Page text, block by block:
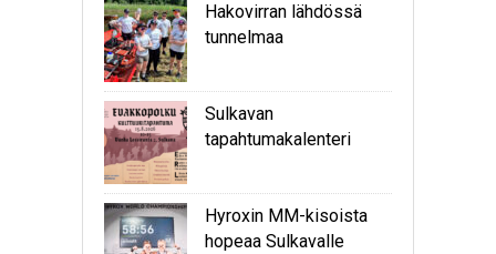
Hakovirran lähdössä
tunnelmaa
Sulkavan
tapahtumakalenteri
Hyroxin MM-kisoista
hopeaa Sulkavalle